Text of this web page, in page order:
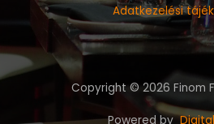
Adatkezelési
Copyright © 2026 Finom
Powered by